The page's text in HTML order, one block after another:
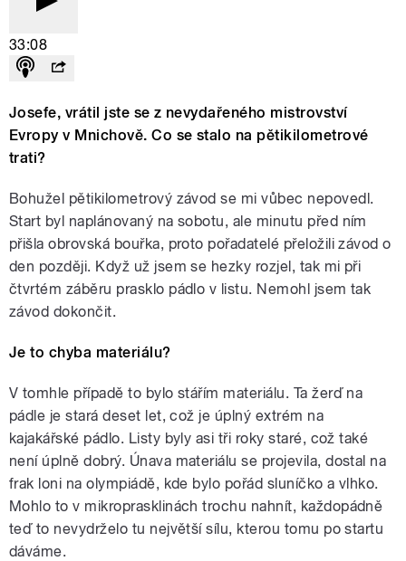
33:08
Josefe, vrátil jste se z nevydařeného mistrovství
Evropy v Mnichově. Co se stalo na pětikilometrové
trati?
Bohužel pětikilometrový závod se mi vůbec nepovedl.
Start byl naplánovaný na sobotu, ale minutu před ním
přišla obrovská bouřka, proto pořadatelé přeložili závod o
den později. Když už jsem se hezky rozjel, tak mi při
čtvrtém záběru prasklo pádlo v listu. Nemohl jsem tak
závod dokončit.
Je to chyba materiálu?
V tomhle případě to bylo stářím materiálu. Ta žerď na
pádle je stará deset let, což je úplný extrém na
kajakářské pádlo. Listy byly asi tři roky staré, což také
není úplně dobrý. Únava materiálu se projevila, dostal na
frak loni na olympiádě, kde bylo pořád sluníčko a vlhko.
Mohlo to v mikroprasklinách trochu nahnít, každopádně
teď to nevydrželo tu největší sílu, kterou tomu po startu
dáváme.